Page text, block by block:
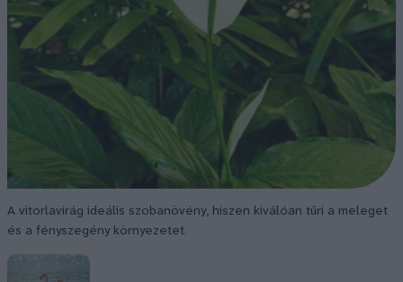
A vitorlavirág ideális szobanövény, hiszen kiválóan tűri a meleget
és a fényszegény környezetet.